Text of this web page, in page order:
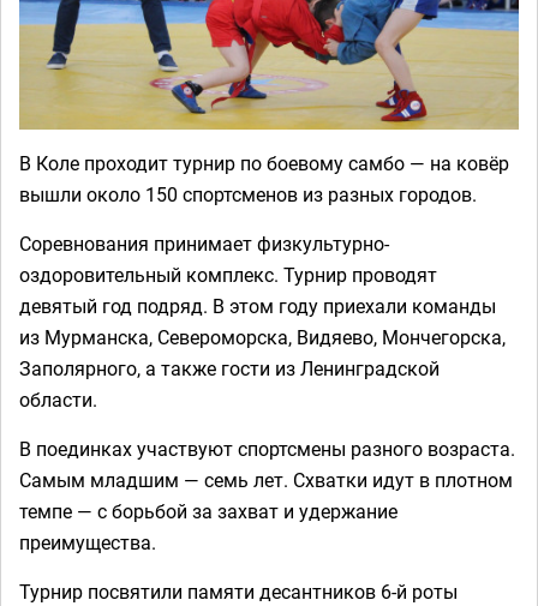
В Коле проходит турнир по боевому самбо — на ковёр
вышли около 150 спортсменов из разных городов.
Соревнования принимает физкультурно-
оздоровительный комплекс. Турнир проводят
девятый год подряд. В этом году приехали команды
из Мурманска, Североморска, Видяево, Мончегорска,
Заполярного, а также гости из Ленинградской
области.
В поединках участвуют спортсмены разного возраста.
Самым младшим — семь лет. Схватки идут в плотном
темпе — с борьбой за захват и удержание
преимущества.
Турнир посвятили памяти десантников 6-й роты